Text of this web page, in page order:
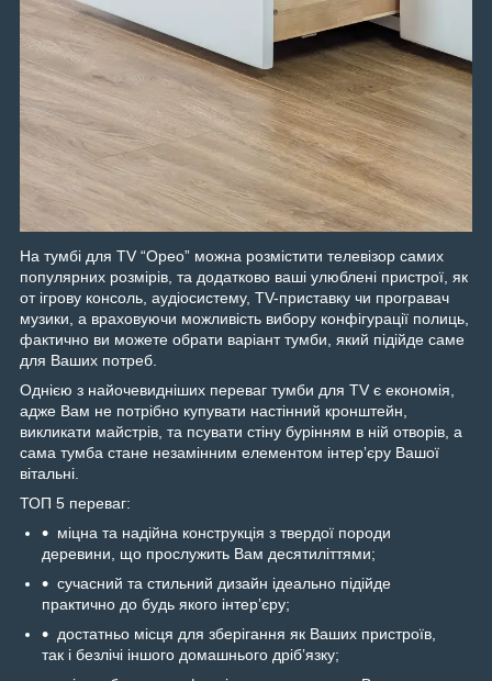
На тумбі для ТV “Орео” можна розмістити телевізор самих
популярних розмірів, та додатково ваші улюблені пристрої, як
от ігрову консоль, аудіосистему, TV-приставку чи програвач
музики, а враховуючи можливість вибору конфігурації полиць,
фактично ви можете обрати варіант тумби, який підійде саме
для Ваших потреб.
Однією з найочевидніших переваг тумби для TV є економія,
адже Вам не потрібно купувати настінний кронштейн,
викликати майстрів, та псувати стіну бурінням в ній отворів, а
сама тумба стане незамінним елементом інтерʼєру Вашої
вітальні.
ТОП 5 переваг:
міцна та надійна конструкція з твердої породи
деревини, що прослужить Вам десятиліттями;
сучасний та стильний дизайн ідеально підійде
практично до будь якого інтерʼєру;
достатньо місця для зберігання як Ваших пристроїв,
так і безлічі іншого домашнього дрібʼязку;